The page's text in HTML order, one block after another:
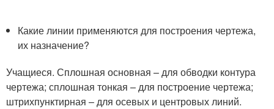
Какие линии применяются для построения чертежа,
их назначение?
Учащиеся. Сплошная основная – для обводки контура
чертежа; сплошная тонкая – для построение чертежа;
штрихпунктирная – для осевых и центровых линий.